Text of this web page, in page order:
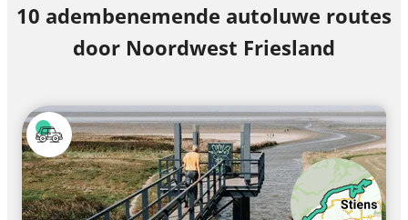
10 adembenemende autoluwe routes
door Noordwest Friesland